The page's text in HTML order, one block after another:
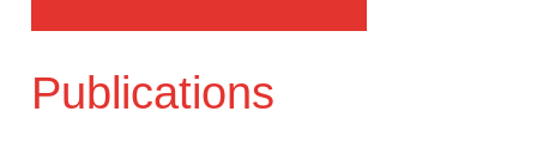
Publications